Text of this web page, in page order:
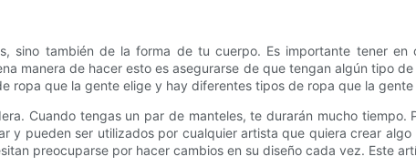
sino también de la forma de tu cuerpo. Es importante tener
manera de hacer esto es asegurarse de que tengan algún tipo
ropa que la gente elige y hay diferentes tipos de ropa que la
Cuando tengas un par de manteles, te durarán mucho
y pueden ser utilizados por cualquier artista que quiera crear
preocuparse por hacer cambios en su diseño cada vez. Este